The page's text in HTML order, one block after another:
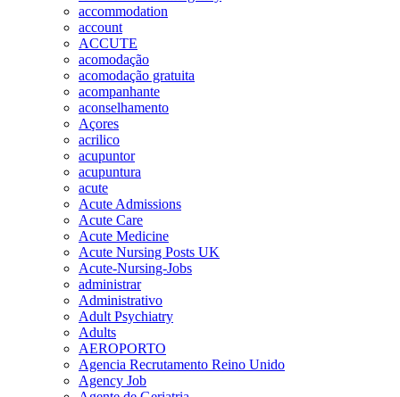
accommodation
account
ACCUTE
acomodação
acomodação gratuita
acompanhante
aconselhamento
Açores
acrilico
acupuntor
acupuntura
acute
Acute Admissions
Acute Care
Acute Medicine
Acute Nursing Posts UK
Acute-Nursing-Jobs
administrar
Administrativo
Adult Psychiatry
Adults
AEROPORTO
Agencia Recrutamento Reino Unido
Agency Job